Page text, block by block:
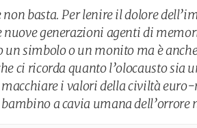
non basta. Per lenire il dolore
nuove generazioni agenti di
un simbolo o un monito ma è
ci ricorda quanto l’olocausto sia
i valori della civiltà
a cavia umana dell’orrore